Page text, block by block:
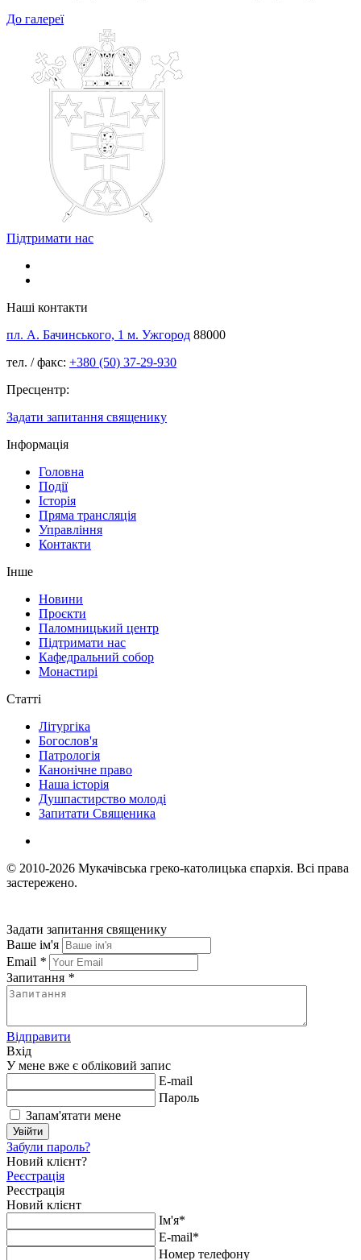
До галереї
Підтримати нас
Наші контакти
пл. А. Бачинського, 1 м. Ужгород 88000
тел. / факс: +380 (50) 37-29-930
Пресцентр:
Задати запитання священику
Інформація
Головна
Події
Історія
Пряма трансляція
Управління
Контакти
Інше
Новини
Проєкти
Паломницький центр
Підтримати нас
Кафедральний собор
Монастирі
Статті
Літургіка
Богослов'я
Патрологія
Канонічне право
Наша історія
Душпастирство молоді
Запитати Священика
© 2010-2026 Мукачівська греко-католицька єпархія. Всі права
застережено.
Задати запитання священику
Ваше ім'я
Email *
Запитання *
Відправити
Вхід
У мене вже є обліковий запис
E-mail
Пароль
Запам'ятати мене
Увійти
Забули пароль?
Новий клієнт?
Реєстрація
Реєстрація
Новий клієнт
Ім'я*
E-mail*
Номер телефону